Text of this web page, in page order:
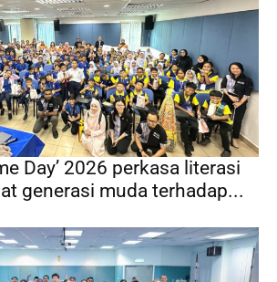
Day’ 2026 perkasa literasi
generasi muda terhadap...